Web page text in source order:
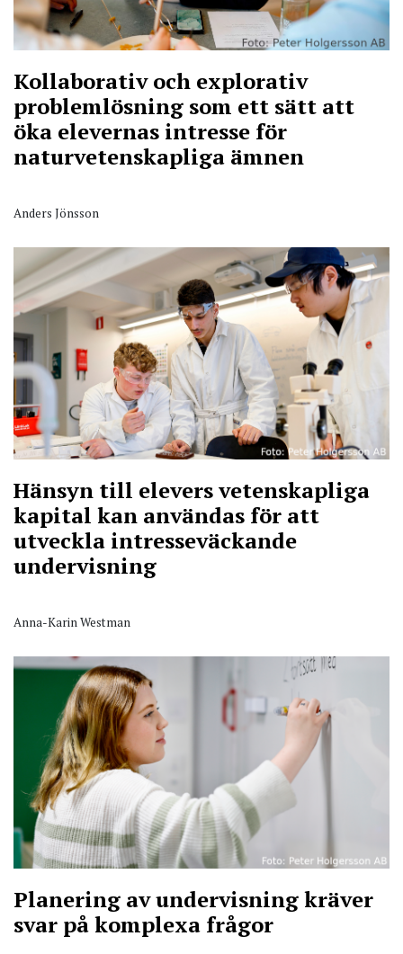
Kollaborativ och explorativ
problemlösning som ett sätt att
öka elevernas intresse för
naturvetenskapliga ämnen
Anders Jönsson
Hänsyn till elevers vetenskapliga
kapital kan användas för att
utveckla intresseväckande
undervisning
Anna-Karin Westman
Planering av undervisning kräver
svar på komplexa frågor